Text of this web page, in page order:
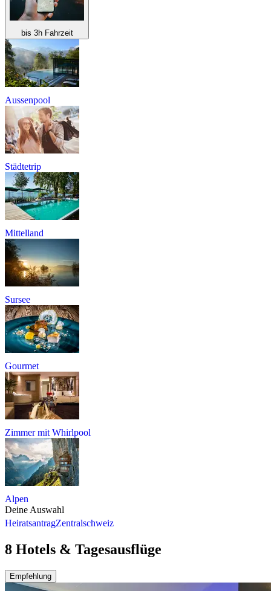
bis 3h Fahrzeit
Aussenpool
Städtetrip
Mittelland
Sursee
Gourmet
Zimmer mit Whirlpool
Alpen
Deine Auswahl
HeiratsantragZentralschweiz
8 Hotels & Tagesausflüge
Empfehlung